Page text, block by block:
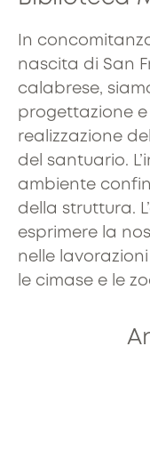
In
nascita di San
calabrese,
progettazione e
realizzazione
del santuario.
ambiente
della struttura.
esprimere la
nelle
le cimase e le